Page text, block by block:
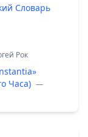
Словарь
Рок
Часа) —